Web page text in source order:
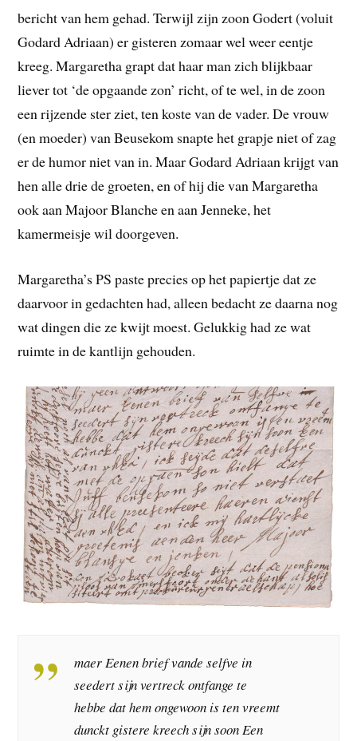
bericht van hem gehad. Terwijl zijn zoon Godert (voluit
Godard Adriaan) er gisteren zomaar wel weer eentje
kreeg. Margaretha grapt dat haar man zich blijkbaar
liever tot ‘de opgaande zon’ richt, of te wel, in de zoon
een rijzende ster ziet, ten koste van de vader. De vrouw
(en moeder) van Beusekom snapte het grapje niet of zag
er de humor niet van in. Maar Godard Adriaan krijgt van
hen alle drie de groeten, en of hij die van Margaretha
ook aan Majoor Blanche en aan Jenneke, het
kamermeisje wil doorgeven.
Margaretha’s PS paste precies op het papiertje dat ze
daarvoor in gedachten had, alleen bedacht ze daarna nog
wat dingen die ze kwijt moest. Gelukkig had ze wat
ruimte in de kantlijn gehouden.
maer Eenen brief vande selfve in
seedert sijn vertreck ontfange te
hebbe dat hem ongewoon is ten vreemt
dunckt gistere kreech sijn soon Een